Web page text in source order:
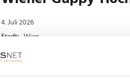
4. Juli 2026
Stadt:
Wien